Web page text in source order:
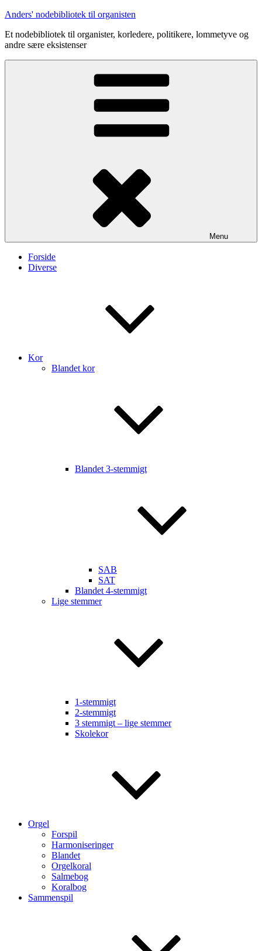
Videre
indhold
Anders' nodebibliotek til organisten
Et nodebibliotek til organister, korledere, politikere, lommetyve og
andre sære eksistenser
Menu
Forside
Diverse
Kor
Blandet kor
Blandet 3-stemmigt
SAB
SAT
Blandet 4-stemmigt
Lige stemmer
1-stemmigt
2-stemmigt
3 stemmigt – lige stemmer
Skolekor
Orgel
Forspil
Harmoniseringer
Blandet
Orgelkoral
Salmebog
Koralbog
Sammenspil